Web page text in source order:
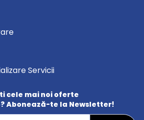
Servicii
cele mai noi oferte
Abonează-te la Newsletter!